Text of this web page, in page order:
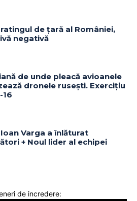
de țară al României,
negativă
de unde pleacă avioanele
dronele rusești. Exercițiu
Ioan Varga a înlăturat
+ Noul lider al echipei
de incredere: